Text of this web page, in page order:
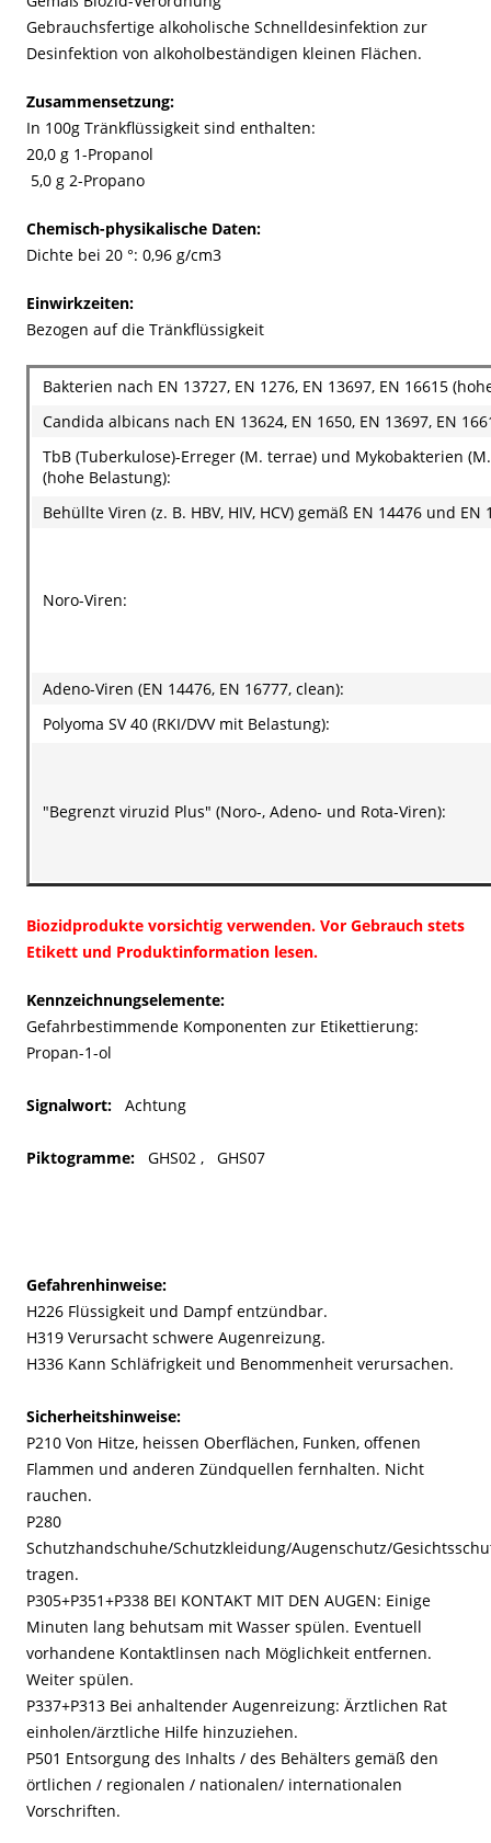
Gebrauchsfertige alkoholische Schnelldesinfektion zur
Desinfektion von alkoholbeständigen kleinen Flächen.
Zusammensetzung:
In 100g Tränkflüssigkeit sind enthalten:
20,0 g 1-Propanol
5,0 g 2-Propano
Chemisch-physikalische Daten:
Dichte bei 20 °: 0,96 g/cm3
Einwirkzeiten:
Bezogen auf die Tränkflüssigkeit
Bakterien nach EN 13727, EN 1276, EN 13697, EN 16615
Candida albicans nach EN 13624, EN 1650, EN 13697, EN
TbB (Tuberkulose)-Erreger (M. terrae) und Mykobakterien
(hohe Belastung):
Behüllte Viren (z. B. HBV, HIV, HCV) gemäß EN 14476 und
Noro-Viren:
Adeno-Viren (EN 14476, EN 16777, clean):
Polyoma SV 40 (RKI/DVV mit Belastung):
"Begrenzt viruzid Plus" (Noro-, Adeno- und Rota-Viren):
Biozidprodukte vorsichtig verwenden. Vor Gebrauch stets
Etikett und Produktinformation lesen.
Kennzeichnungselemente:
Gefahrbestimmende Komponenten zur Etikettierung:
Propan-1-ol
Signalwort: Achtung
Piktogramme: GHS02 , GHS07
Gefahrenhinweise:
H226 Flüssigkeit und Dampf entzündbar.
H319 Verursacht schwere Augenreizung.
H336 Kann Schläfrigkeit und Benommenheit verursachen.
Sicherheitshinweise:
P210 Von Hitze, heissen Oberflächen, Funken, offenen
Flammen und anderen Zündquellen fernhalten. Nicht
rauchen.
P280
Schutzhandschuhe/Schutzkleidung/Augenschutz/
tragen.
P305+P351+P338 BEI KONTAKT MIT DEN AUGEN: Einige
Minuten lang behutsam mit Wasser spülen. Eventuell
vorhandene Kontaktlinsen nach Möglichkeit entfernen.
Weiter spülen.
P337+P313 Bei anhaltender Augenreizung: Ärztlichen Rat
einholen/ärztliche Hilfe hinzuziehen.
P501 Entsorgung des Inhalts / des Behälters gemäß den
örtlichen / regionalen / nationalen/ internationalen
Vorschriften.